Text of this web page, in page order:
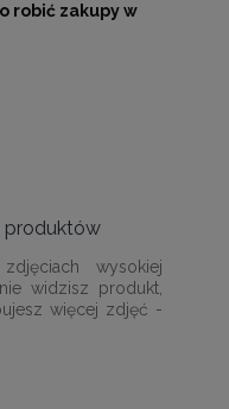
robić zakupy w
produktów
wysokiej
widzisz produkt,
więcej zdjęć -